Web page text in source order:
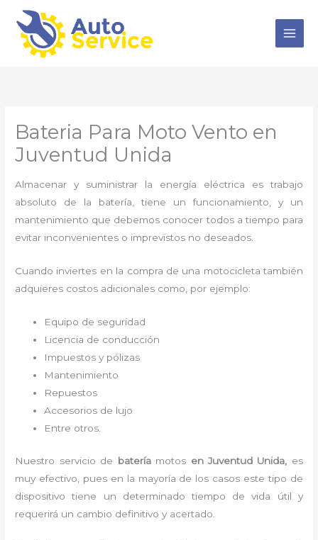
contenido
Bateria Para Moto Vento en
Juventud Unida
Almacenar y suministrar la energía eléctrica es trabajo
absoluto de la batería, tiene un funcionamiento, y un
mantenimiento que debemos conocer todos a tiempo para
evitar inconvenientes o imprevistos no deseados.
Cuando inviertes en la compra de una motocicleta también
adquieres costos adicionales como, por ejemplo:
Equipo de seguridad
Licencia de conducción
Impuestos y pólizas
Mantenimiento
Repuestos
Accesorios de lujo
Entre otros.
Nuestro servicio de bateríamotos en Juventud Unida, es
muy efectivo, pues en la mayoría de los casos este tipo de
dispositivo tiene un determinado tiempo de vida útil y
requerirá un cambio definitivo y acertado.